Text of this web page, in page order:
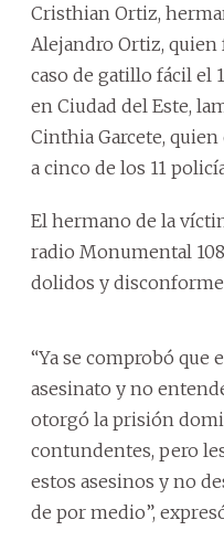
Cristhian Ortiz,
Alejandro Ortiz,
caso de gatillo fácil el
en Ciudad del Este,
Cinthia Garcete,
a cinco de los 11
El hermano de la
radio Monumental
dolidos y
“Ya se comprobó que
asesinato y no
otorgó la prisión
contundentes, pero
estos asesinos y no
de por medio”,